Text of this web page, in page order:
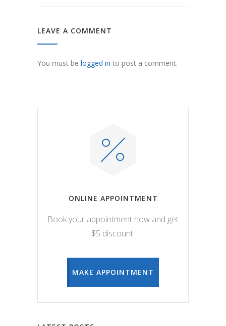
LEAVE A COMMENT
You must be logged in to post a comment.
ONLINE APPOINTMENT
Book your appointment now and get
$5 discount.
MAKE APPOINTMENT